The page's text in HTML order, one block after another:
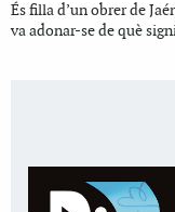
És filla d’un obrer de
va adonar-se de què